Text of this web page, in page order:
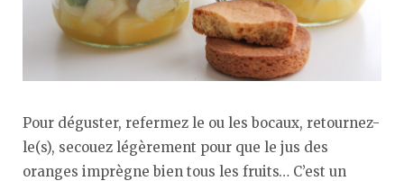
Pour déguster, refermez le ou les bocaux, retournez-
le(s), secouez légèrement pour que le jus des
oranges imprègne bien tous les fruits… C’est un